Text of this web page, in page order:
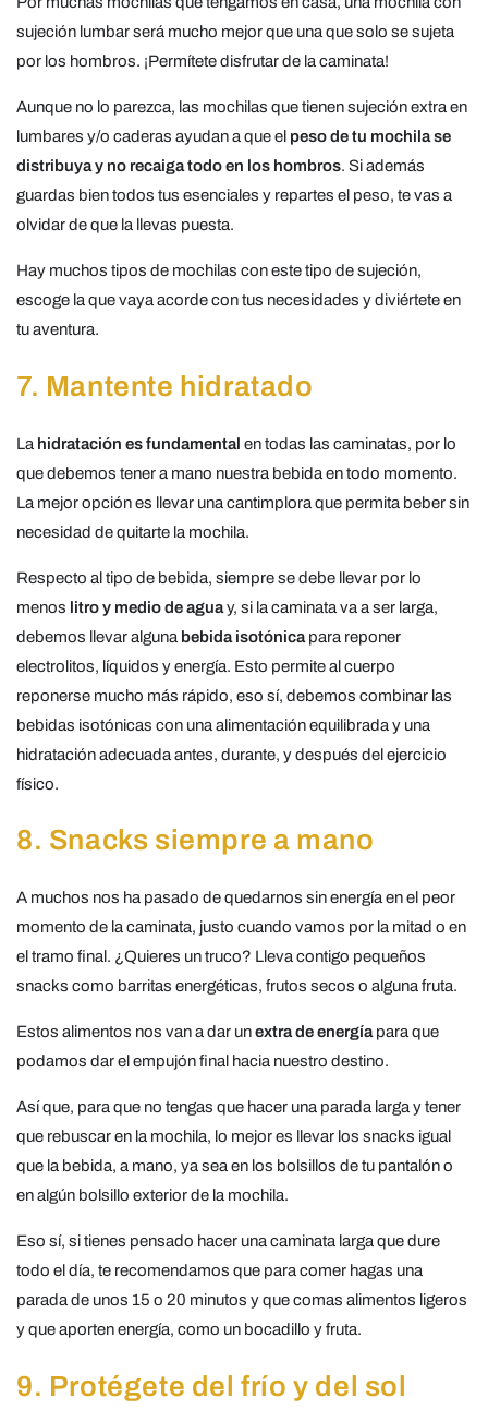
sujeción lumbar será mucho mejor que una que solo se sujeta
por los hombros. ¡Permítete disfrutar de la caminata!
Aunque no lo parezca, las mochilas que tienen sujeción extra en
lumbares y/o caderas ayudan a que el peso de tu mochila se
distribuya y no recaiga todo en los hombros. Si además
guardas bien todos tus esenciales y repartes el peso, te vas a
olvidar de que la llevas puesta.
Hay muchos tipos de mochilas con este tipo de sujeción,
escoge la que vaya acorde con tus necesidades y diviértete en
tu aventura.
7. Mantente hidratado
La hidratación es fundamental en todas las caminatas, por lo
que debemos tener a mano nuestra bebida en todo momento.
La mejor opción es llevar una cantimplora que permita beber sin
necesidad de quitarte la mochila.
Respecto al tipo de bebida, siempre se debe llevar por lo
menos litro y medio de aguay, si la caminata va a ser larga,
debemos llevar alguna bebida isotónica para reponer
electrolitos, líquidos y energía. Esto permite al cuerpo
reponerse mucho más rápido, eso sí, debemos combinar las
bebidas isotónicas con una alimentación equilibrada y una
hidratación adecuada antes, durante, y después del ejercicio
físico.
8. Snacks siempre a mano
A muchos nos ha pasado de quedarnos sin energía en el peor
momento de la caminata, justo cuando vamos por la mitad o en
el tramo final. ¿Quieres un truco? Lleva contigo pequeños
snacks como barritas energéticas, frutos secos o alguna fruta.
Estos alimentos nos van a dar unextra de energía para que
podamos dar el empujón final hacia nuestro destino.
Así que, para que no tengas que hacer una parada larga y tener
que rebuscar en la mochila, lo mejor es llevar los snacks igual
que la bebida, a mano, ya sea en los bolsillos de tu pantalón o
en algún bolsillo exterior de la mochila.
Eso sí, si tienes pensado hacer una caminata larga que dure
todo el día, te recomendamos que para comer hagas una
parada de unos 15 o 20 minutos y que comas alimentos ligeros
y que aporten energía, como un bocadillo y fruta.
9. Protégete del frío y del sol